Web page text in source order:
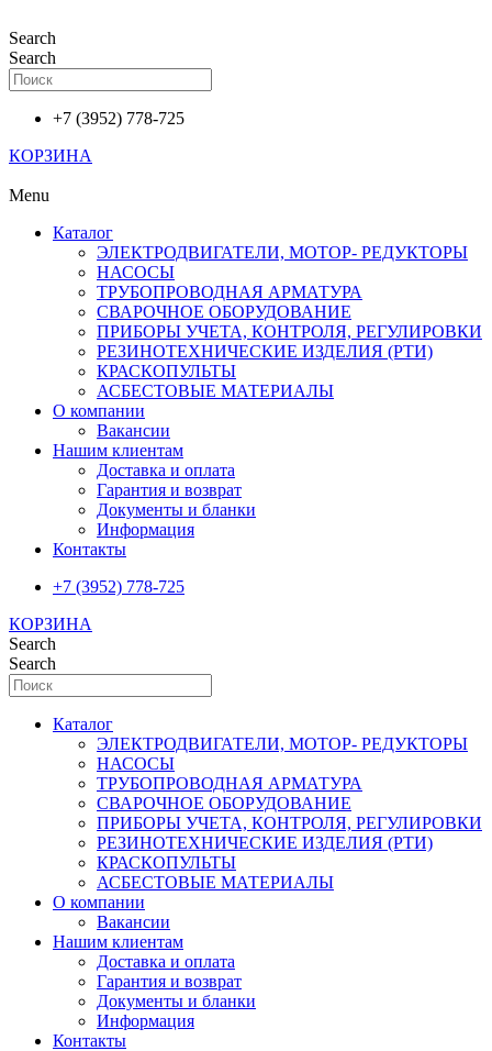
к
содержимому
Search
Search
+7 (3952) 778-725
КОРЗИНА
Menu
Каталог
ЭЛЕКТРОДВИГАТЕЛИ, МОТОР- РЕДУКТОРЫ
НАСОСЫ
ТРУБОПРОВОДНАЯ АРМАТУРА
СВАРОЧНОЕ ОБОРУДОВАНИЕ
ПРИБОРЫ УЧЕТА, КОНТРОЛЯ, РЕГУЛИРОВКИ
РЕЗИНОТЕХНИЧЕСКИЕ ИЗДЕЛИЯ (РТИ)
КРАСКОПУЛЬТЫ
АСБЕСТОВЫЕ МАТЕРИАЛЫ
О компании
Вакансии
Нашим клиентам
Доставка и оплата
Гарантия и возврат
Документы и бланки
Информация
Контакты
+7 (3952) 778-725
КОРЗИНА
Search
Search
Каталог
ЭЛЕКТРОДВИГАТЕЛИ, МОТОР- РЕДУКТОРЫ
НАСОСЫ
ТРУБОПРОВОДНАЯ АРМАТУРА
СВАРОЧНОЕ ОБОРУДОВАНИЕ
ПРИБОРЫ УЧЕТА, КОНТРОЛЯ, РЕГУЛИРОВКИ
РЕЗИНОТЕХНИЧЕСКИЕ ИЗДЕЛИЯ (РТИ)
КРАСКОПУЛЬТЫ
АСБЕСТОВЫЕ МАТЕРИАЛЫ
О компании
Вакансии
Нашим клиентам
Доставка и оплата
Гарантия и возврат
Документы и бланки
Информация
Контакты